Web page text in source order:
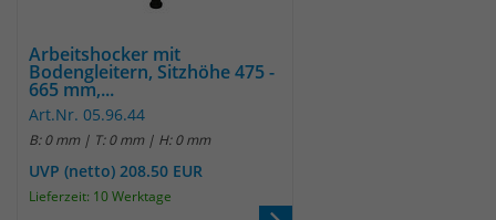
Arbeitshocker mit
Bodengleitern, Sitzhöhe 475 -
665 mm,...
Art.Nr. 05.96.44
B: 0 mm | T: 0 mm | H: 0 mm
UVP (netto) 208.50 EUR
Lieferzeit: 10 Werktage
sind damit externen Unternehmen
unzugänglich.
Name _pk_ref
Anbieter Matomo